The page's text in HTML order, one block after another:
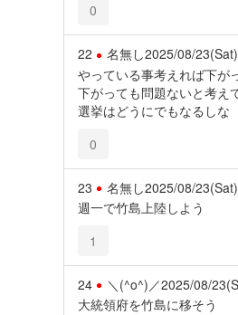
0
22 名無し2025/08/
やっている事考えれば下が
下がっても問題ないと考え
選挙はどうにでもなるしな
0
23 名無し2025/08/
週一で竹島上陸しよう
1
24 ＼(^o^)／2025/08/
大統領府を竹島に移そう